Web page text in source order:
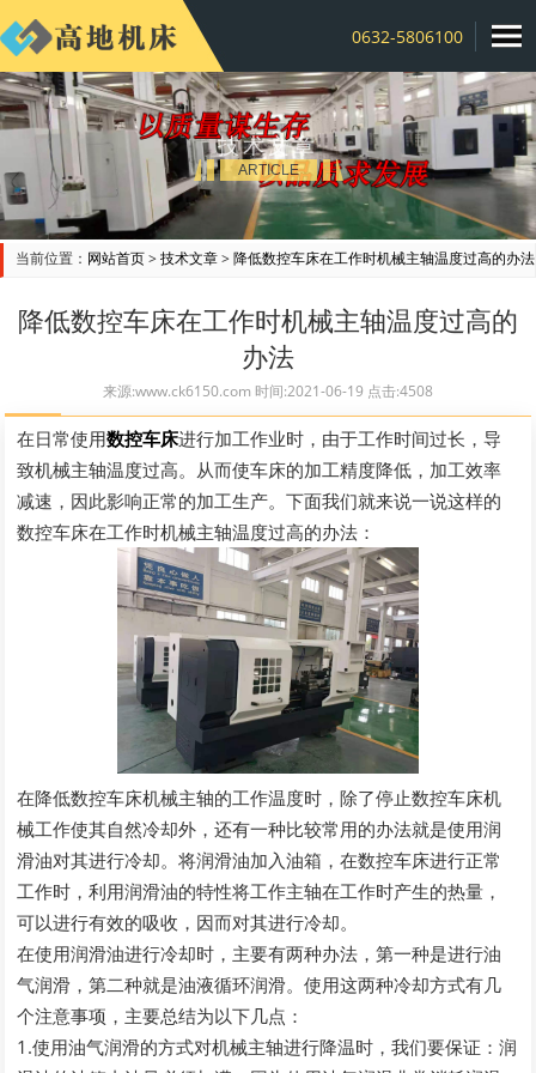
0632-5806100
技术文章
ARTICLE
当前位置： 网站首页>技术文章>降低数控车床在工作时机械主轴温度过高的办法
降低数控车床在工作时机械主轴温度过高的
办法
来源:www.ck6150.com 时间:2021-06-19 点击:4508
在日常使用数控车床进行加工作业时，由于工作时间过长，导
致机械主轴温度过高。从而使车床的加工精度降低，加工效率
减速，因此影响正常的加工生产。下面我们就来说一说这样的
数控车床在工作时机械主轴温度过高的办法：
在降低数控车床机械主轴的工作温度时，除了停止数控车床机
械工作使其自然冷却外，还有一种比较常用的办法就是使用润
滑油对其进行冷却。将润滑油加入油箱，在数控车床进行正常
工作时，利用润滑油的特性将工作主轴在工作时产生的热量，
可以进行有效的吸收，因而对其进行冷却。
在使用润滑油进行冷却时，主要有两种办法，第一种是进行油
气润滑，第二种就是油液循环润滑。使用这两种冷却方式有几
个注意事项，主要总结为以下几点：
1.使用油气润滑的方式对机械主轴进行降温时，我们要保证：润